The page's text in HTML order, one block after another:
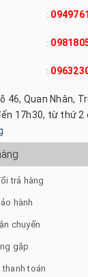
:
:
:
46, Quan Nhân,
17h30, từ thứ 2
trả hàng
hành
chuyển
gặp
toán